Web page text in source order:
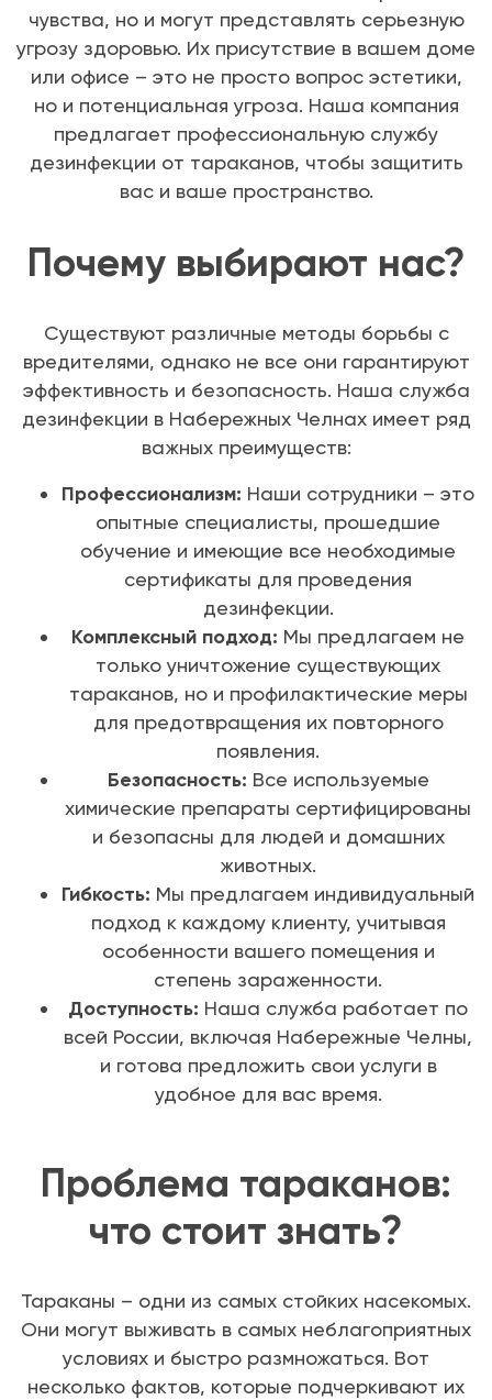
чувства, но и могут представлять серьезную
угрозу здоровью. Их присутствие в вашем доме
или офисе – это не просто вопрос эстетики,
но и потенциальная угроза. Наша компания
предлагает профессиональную службу
дезинфекции от тараканов, чтобы защитить
вас и ваше пространство.
Почему выбирают нас?
Существуют различные методы борьбы с
вредителями, однако не все они гарантируют
эффективность и безопасность. Наша служба
дезинфекции в Набережных Челнах имеет ряд
важных преимуществ:
Профессионализм: Наши сотрудники – это
опытные специалисты, прошедшие
обучение и имеющие все необходимые
сертификаты для проведения
дезинфекции.
Комплексный подход: Мы предлагаем не
только уничтожение существующих
тараканов, но и профилактические меры
для предотвращения их повторного
появления.
Безопасность: Все используемые
химические препараты сертифицированы
и безопасны для людей и домашних
животных.
Гибкость: Мы предлагаем индивидуальный
подход к каждому клиенту, учитывая
особенности вашего помещения и
степень зараженности.
Доступность: Наша служба работает по
всей России, включая Набережные Челны,
и готова предложить свои услуги в
удобное для вас время.
Проблема тараканов:
что стоит знать?
Тараканы – одни из самых стойких насекомых.
Они могут выживать в самых неблагоприятных
условиях и быстро размножаться. Вот
несколько фактов, которые подчеркивают их